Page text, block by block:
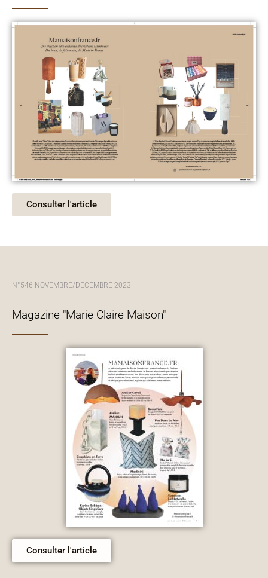
Consulter l'article
N°546 NOVEMBRE/DECEMBRE 2023
Magazine "Marie Claire Maison"
Consulter l'article